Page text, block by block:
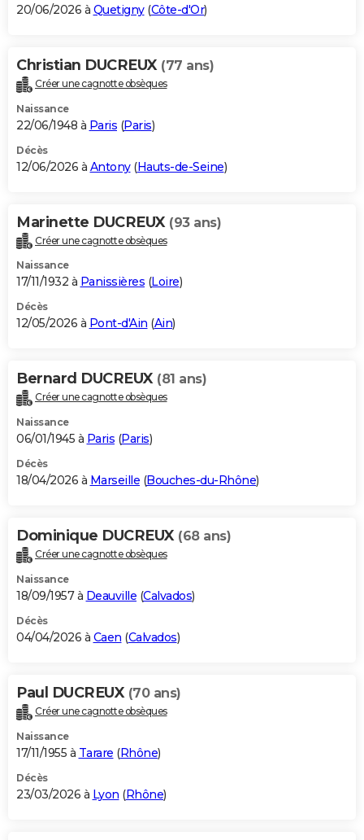
20/06/2026 à Quetigny(Côte-d'Or)
Christian DUCREUX (77 ans)
Créer une cagnotte obsèques
Naissance
22/06/1948 à Paris (Paris)
Décès
12/06/2026 à Antony(Hauts-de-Seine)
Marinette DUCREUX (93 ans)
Créer une cagnotte obsèques
Naissance
17/11/1932 à Panissières (Loire)
Décès
12/05/2026 à Pont-d'Ain (Ain)
Bernard DUCREUX (81 ans)
Créer une cagnotte obsèques
Naissance
06/01/1945 à Paris (Paris)
Décès
18/04/2026 à Marseille (Bouches-du-Rhône)
Dominique DUCREUX (68 ans)
Créer une cagnotte obsèques
Naissance
18/09/1957 à Deauville (Calvados)
Décès
04/04/2026 à Caen (Calvados)
Paul DUCREUX (70 ans)
Créer une cagnotte obsèques
Naissance
17/11/1955 à Tarare (Rhône)
Décès
23/03/2026 à Lyon (Rhône)